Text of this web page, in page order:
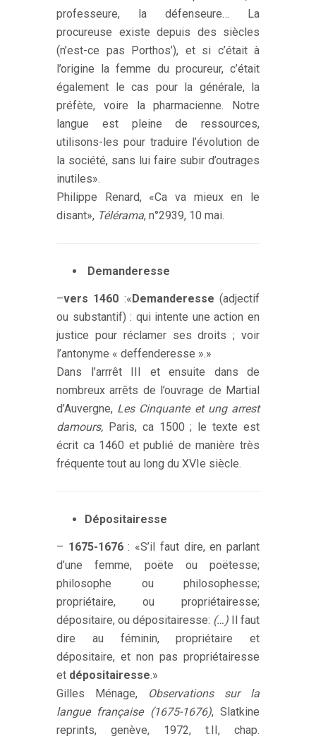
professeure, la défenseure… La
procureuse existe depuis des siècles
(n’est-ce pas Porthos’), et si c’était à
l’origine la femme du procureur, c’était
également le cas pour la générale, la
préfète, voire la pharmacienne. Notre
langue est pleine de ressources,
utilisons-les pour traduire l’évolution de
la société, sans lui faire subir d’outrages
inutiles».
Philippe Renard, «Ca va mieux en le
disant», Télérama, n°2939, 10 mai.
Demanderesse
–vers 1460 :«Demanderesse (adjectif
ou substantif) : qui intente une action en
justice pour réclamer ses droits ; voir
l’antonyme « deffenderesse ».»
Dans l’arrrêt III et ensuite dans de
nombreux arrêts de l’ouvrage de Martial
d’Auvergne, Les Cinquante et ung arrest
damours, Paris, ca 1500 ; le texte est
écrit ca 1460 et publié de manière très
fréquente tout au long du XVIe siècle.
Dépositairesse
– 1675-1676: «S’il faut dire, en parlant
d’une femme, poëte ou poëtesse;
philosophe ou philosophesse;
propriétaire, ou propriétairesse;
dépositaire, ou dépositairesse: (…) Il faut
dire au féminin, propriétaire et
dépositaire, et non pas propriétairesse
et dépositairesse.»
Gilles Ménage,
Observations sur la
langue française (1675-1676), Slatkine
reprints, genève, 1972, t.II, chap.